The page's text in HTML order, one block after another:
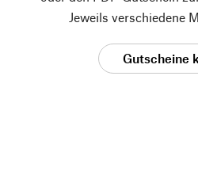
Jeweils verschiedene
Gutscheine